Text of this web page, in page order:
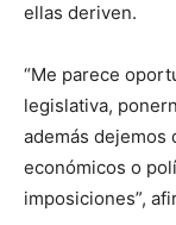
ellas deriven.
“Me parece
legislativa,
además dejemos
económicos o
imposiciones”,